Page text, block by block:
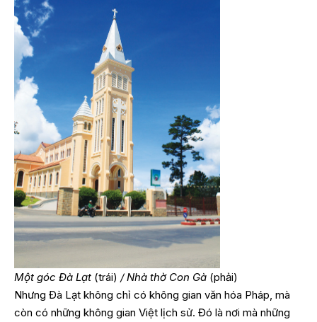
Một góc Đà Lạt (trái) / Nhà thờ Con Gà (phải)
Nhưng Đà Lạt không chỉ có không gian văn hóa Pháp, mà
còn có những không gian Việt lịch sử. Đó là nơi mà những